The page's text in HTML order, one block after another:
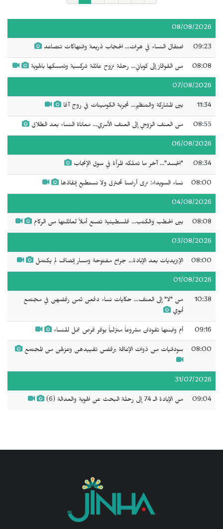
08/08/2026
09:23 اعتقال النساء في هرات... الحجاب ذريعة وانتهاكات تتصاعد
08:08 من القوقاز إلى كوباني... رحلة نزوح عائلة شركسية وتمسكها بالهوية
07/08/2026
11:34 بين المشاركة والتنظيم... تجربة الكومينات في روج آفا
08:55 من العنف الزوجي إلى العنف الأسري... معاناة النساء بعد الطلاق
06/08/2026
08:34 "الجسد"... آخر ما تملكه المرأة في سوق الإنجاب
08:00 نساء السويداء: نرى أرضنا تحترق ولا نستطيع إنقاذها
04/08/2026
08:08 بين الحطب والكتب... فلسطينية تصنع أملاً لعائلتها من الركام
03/08/2026
08:00 الإيزيديات بعد الإبادة... جراح مفتوحة ومسار إنصاف لم يكتمل
01/08/2026
10:38
من "لا" إلى العنف... حكايات نساء دفعن ثمن رفضهن في مجتمع
أبوي
09:16 أم وابنتها تقودان مشروعاً منزلياً يوفر فرص عمل للنساء
08:00 سودانيات من ذوات الإعاقة يرفضن تقييدهن وعزلهن من المجتمع
31/07/2026
09:04 من الإبادة الـ 74 إلى رحلة البحث عن الهوية والعدالة (6)